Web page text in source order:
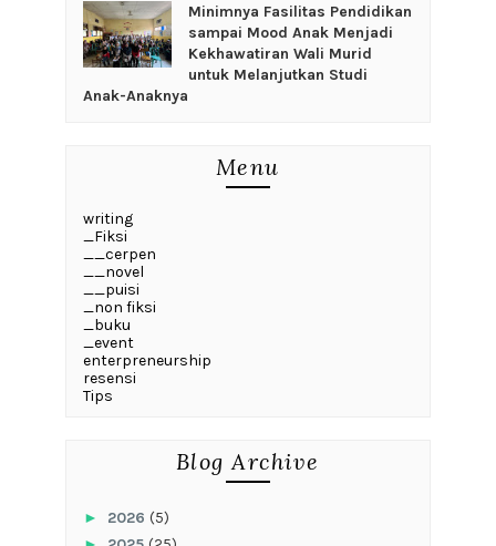
‎Minimnya Fasilitas Pendidikan
sampai Mood Anak Menjadi
Kekhawatiran Wali Murid
untuk Melanjutkan Studi
Anak-Anaknya
Menu
writing
_Fiksi
__cerpen
__novel
__puisi
_non fiksi
_buku
_event
enterpreneurship
resensi
Tips
Blog Archive
► 2026 (5)